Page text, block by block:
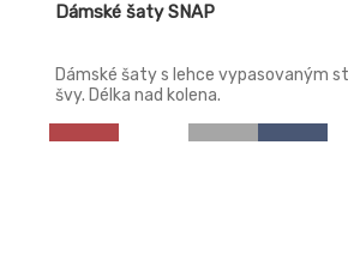
Dámské šaty SNAP
Dámské šaty s lehce vypasovaným
švy. Délka nad kolena.